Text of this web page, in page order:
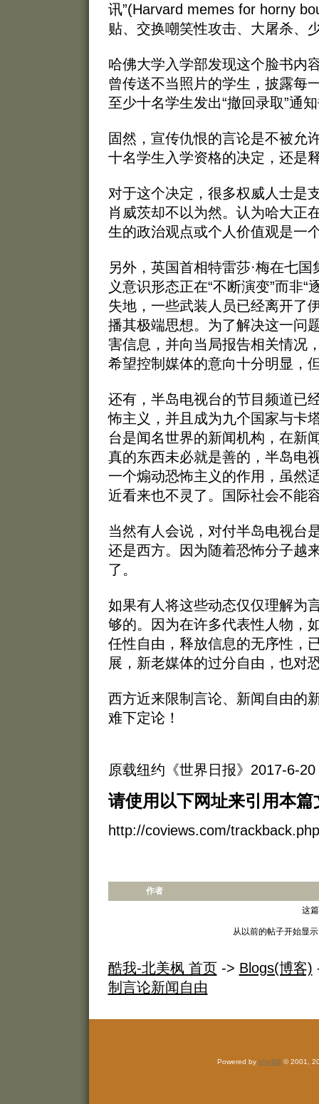
讯”(Harvard memes for horny
贴、交换嘲笑性攻击、大屠杀、
哈佛大学入学部发现这个脸书内
曾传送不当照片的学生，披露每
至少十名学生发出“撤回录取”通
固然，宣传仇恨的言论是不被允
十名学生入学资格的决定，还是
对于这个决定，很多权威人士是
肖威茨却不以为然。认为哈大正
生的政治观点或个人价值观是一
另外，英国首相特雷莎·梅在七
义意识形态正在“不断演变”而非
失地，一些武装人员已经离开了
播其极端思想。为了解决这一问
害信息，并向当局报告相关情况
希望控制媒体的意向十分明显，
还有，半岛电视台的节目频道已
怖主义，并且成为九个国家与卡
台是闻名世界的新闻机构，在新
真的东西未必就是善的，半岛电
一个煽动恐怖主义的作用，虽然
近看来也不灵了。国际社会不能
当然有人会说，对付半岛电视台
还是西方。因为随着恐怖分子越
了。
如果有人将这些动态仅仅理解为
够的。因为在许多代表性人物，
任性自由，释放信息的无序性，
展，新老媒体的过分自由，也对
西方近来限制言论、新闻自由的
难下定论！
原载纽约《世界日报》2017-6-20
请使用以下网址来引用本篇
http://coviews.com/
作者
这
从以前的帖子开始显
酷我-北美枫 首页-> Blogs(博客)
制言论新闻自由
Powered by phpBB © 2001,